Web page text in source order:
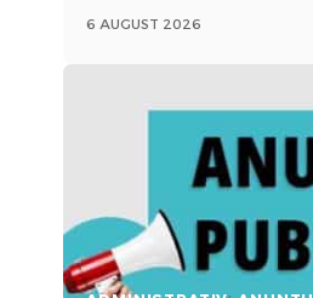
6 AUGUST 2026